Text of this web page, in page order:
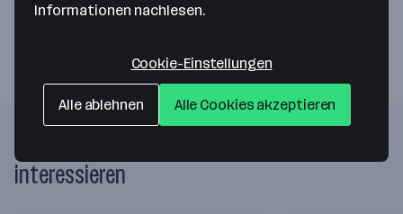
Webseite
interessieren
Informationen nachlesen.
Cookie-Einstellungen
Alle ablehnen Alle Cookies akzeptieren